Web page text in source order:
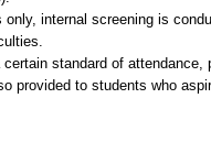
internal screening is
standard of
provided to students who